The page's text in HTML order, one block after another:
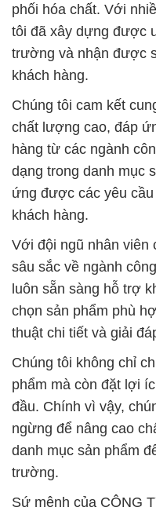
phối hóa chất. Với
tôi đã xây dựng được
trường và nhận được
khách hàng.
Chúng tôi cam kết
chất lượng cao, đáp
hàng từ các ngành
dạng trong danh mục
ứng được các yêu
khách hàng.
Với đội ngũ nhân viên
sâu sắc về ngành
luôn sẵn sàng hỗ trợ
chọn sản phẩm phù
thuật chi tiết và giải
Chúng tôi không chỉ
phẩm mà còn đặt lợi
đầu. Chính vì vậy,
ngừng để nâng cao
danh mục sản phẩm
trường.
Sứ mệnh của CÔNG